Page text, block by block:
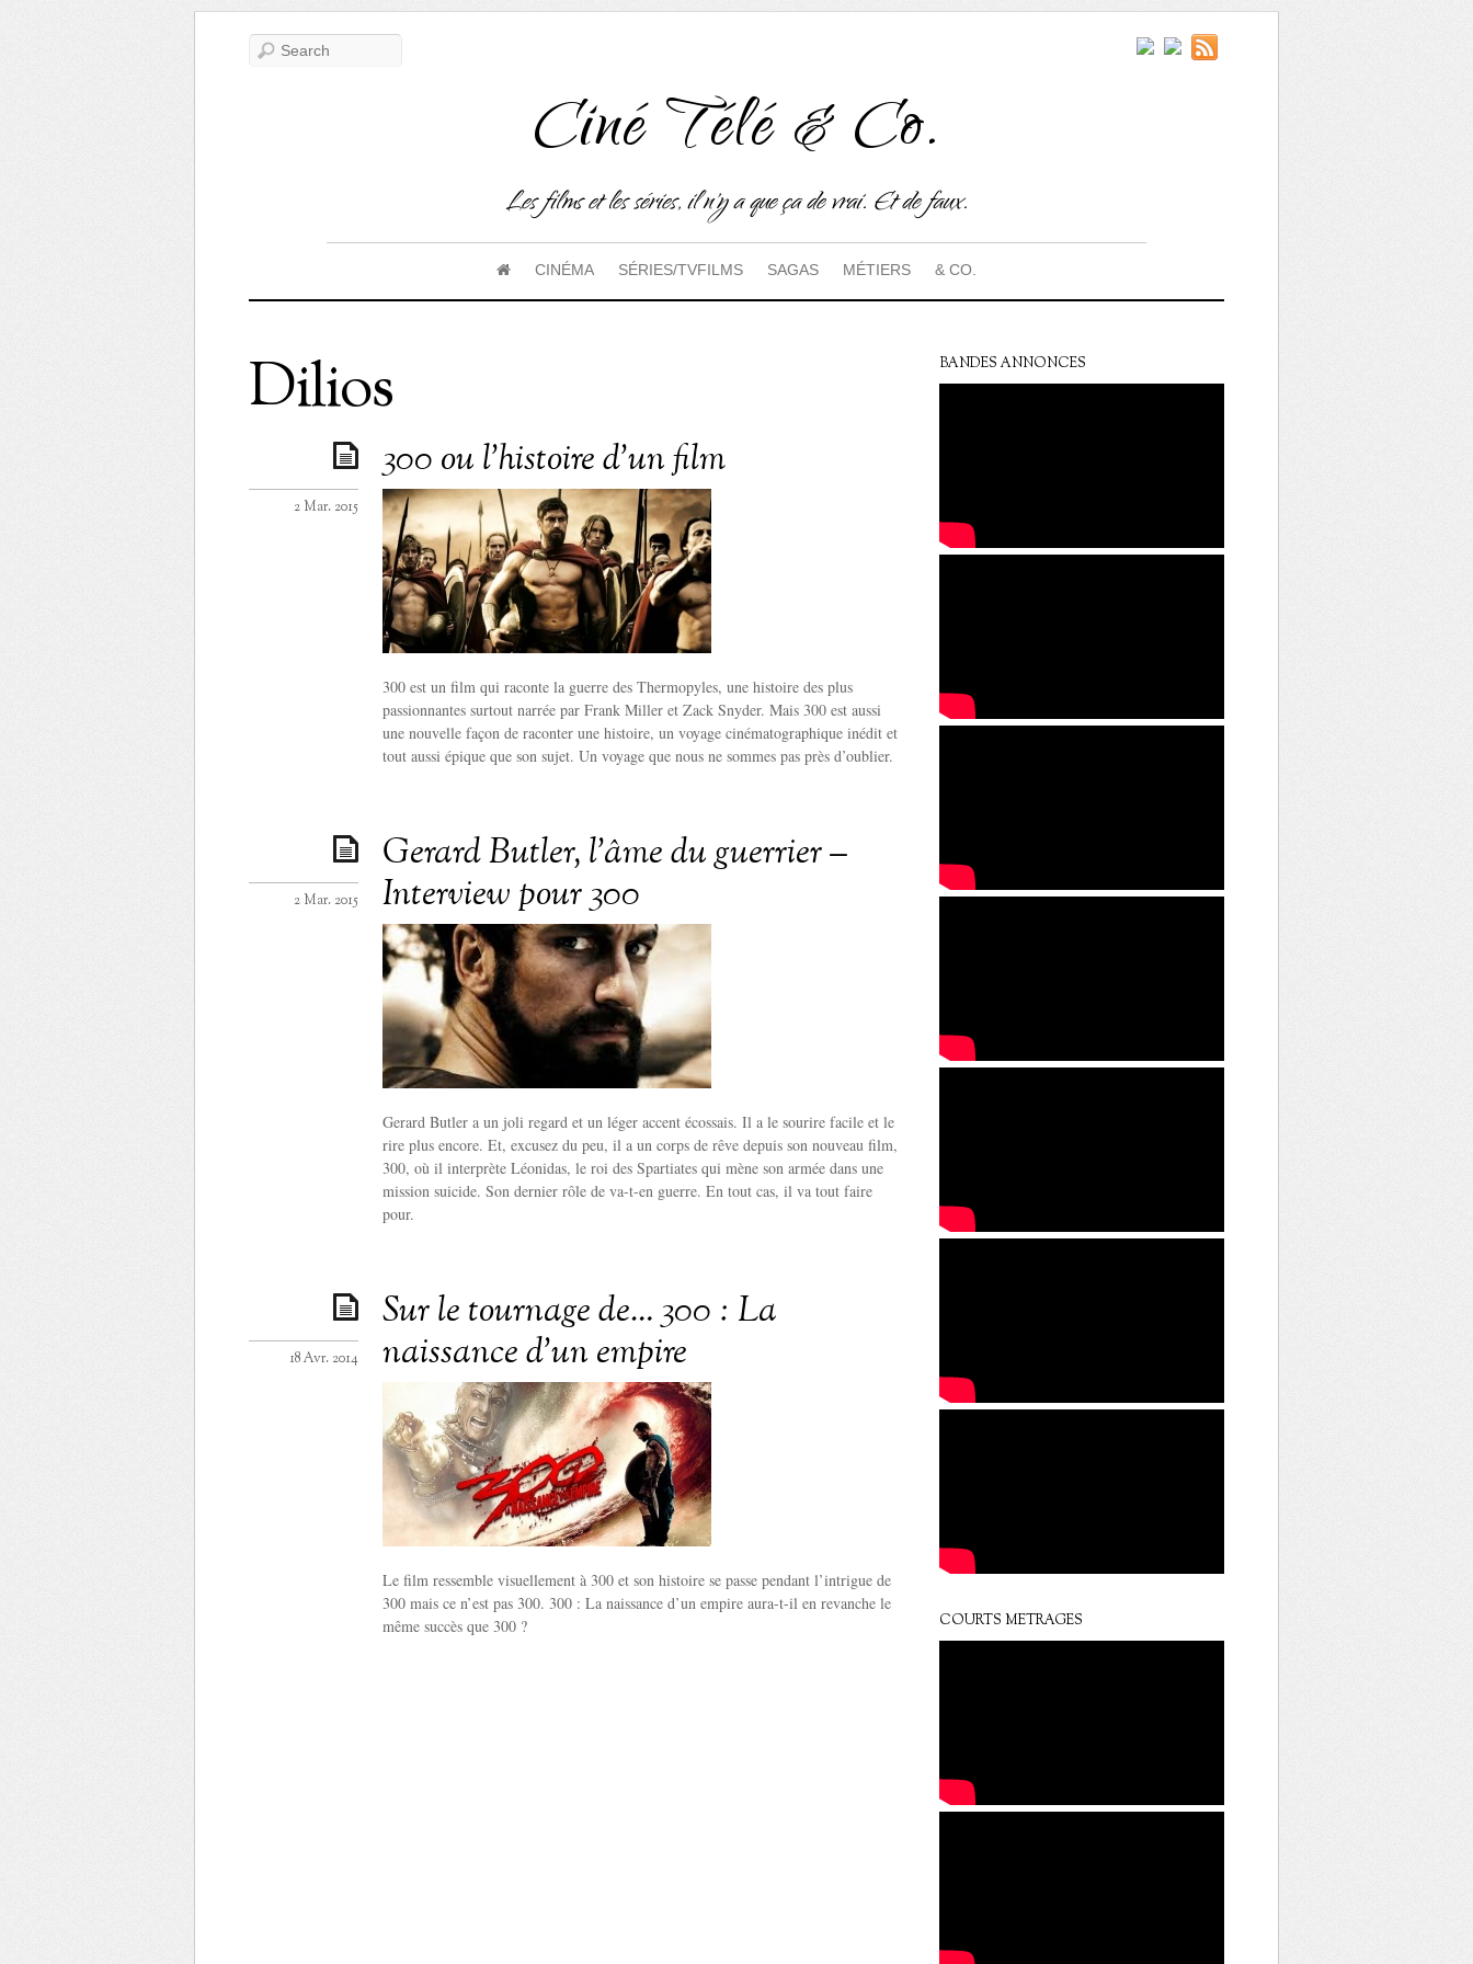
Ciné Télé & Co.
Les films et les séries, il n'y a que ça de vrai. Et de faux.
CINÉMA SÉRIES/TVFILMS SAGAS MÉTIERS & CO.
Dilios
300 ou l’histoire d’un film
2 Mar. 2015
300 est un film qui raconte la guerre des Thermopyles, une histoire des plus
passionnantes surtout narrée par Frank Miller et Zack Snyder. Mais 300 est aussi
une nouvelle façon de raconter une histoire, un voyage cinématographique inédit et
tout aussi épique que son sujet. Un voyage que nous ne sommes pas près d’oublier.
Gerard Butler, l’âme du guerrier –
Interview pour 300
2 Mar. 2015
Gerard Butler a un joli regard et un léger accent écossais. Il a le sourire facile et le
rire plus encore. Et, excusez du peu, il a un corps de rêve depuis son nouveau film,
300, où il interprète Léonidas, le roi des Spartiates qui mène son armée dans une
mission suicide. Son dernier rôle de va-t-en guerre. En tout cas, il va tout faire
pour.
Sur le tournage de… 300 : La
naissance d’un empire
18 Avr. 2014
Le film ressemble visuellement à 300 et son histoire se passe pendant l’intrigue de
300 mais ce n’est pas 300. 300 : La naissance d’un empire aura-t-il en revanche le
même succès que 300 ?
BANDES ANNONCES
COURTS METRAGES